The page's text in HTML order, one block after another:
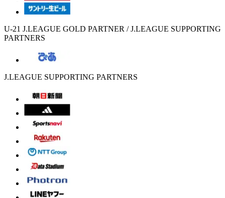
U-21 J.LEAGUE GOLD PARTNER / J.LEAGUE SUPPORTING
PARTNERS
J.LEAGUE SUPPORTING PARTNERS